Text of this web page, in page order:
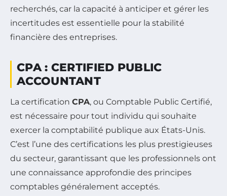
recherchés, car la capacité à anticiper et gérer les
incertitudes est essentielle pour la stabilité
financière des entreprises.
CPA : CERTIFIED PUBLIC
ACCOUNTANT
La certification CPA, ou Comptable Public Certifié,
est nécessaire pour tout individu qui souhaite
exercer la comptabilité publique aux États-Unis.
C’est l’une des certifications les plus prestigieuses
du secteur, garantissant que les professionnels ont
une connaissance approfondie des principes
comptables généralement acceptés.